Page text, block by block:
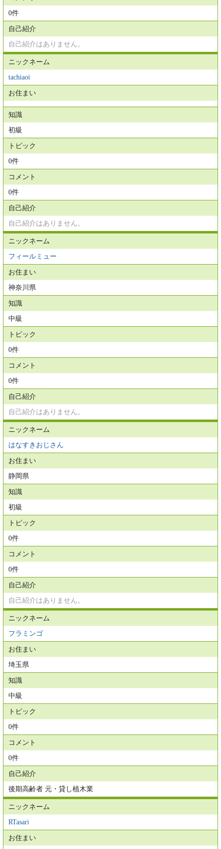
0件
自己紹介
自己紹介はありません。
ニックネーム
tachiaoi
お住まい
知識
初級
トピック
0件
コメント
0件
自己紹介
自己紹介はありません。
ニックネーム
フィールミュー
お住まい
神奈川県
知識
中級
トピック
0件
コメント
0件
自己紹介
自己紹介はありません。
ニックネーム
はなすきおじさん
お住まい
静岡県
知識
初級
トピック
0件
コメント
0件
自己紹介
自己紹介はありません。
ニックネーム
フラミンゴ
お住まい
埼玉県
知識
中級
トピック
0件
コメント
0件
自己紹介
後期高齢者 元・貸し植木業
ニックネーム
RTasari
お住まい